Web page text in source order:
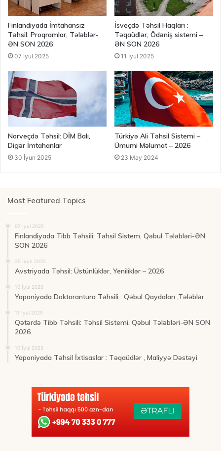
Finlandiyada İmtahansız
Təhsil: Proqramlar, Tələblər-
ƏN SON 2026
07 İyul 2025
İsveçdə Təhsil Haqları :
Təqaüdlər, Ödəniş sistemi –
ƏN SON 2026
11 İyul 2025
Norveçdə Təhsil: DİM Balı,
Digər İmtahanlar
30 İyun 2025
Türkiyə Ali Təhsil Sistemi –
Ümumi Məlumat – 2026
23 May 2024
Most Featured Topics
07 İyul 2025
Finlandiyada Tibb Təhsili: Təhsil Sistem, Qəbul Tələbləri-ƏN
SON 2026
25 İyun 2025
Avstriyada Təhsil: Üstünlüklər, Yeniliklər – 2026
10 İyul 2025
Yaponiyada Doktorantura Təhsili : Qəbul Qaydaları ,Tələblər
11 İyul 2025
Qətərdə Tibb Təhsili: Təhsil Sistemi, Qəbul Tələbləri-ƏN SON
2026
10 İyul 2025
Yaponiyada Təhsil İxtisaslar : Təqaüdlər , Maliyyə Dəstəyi